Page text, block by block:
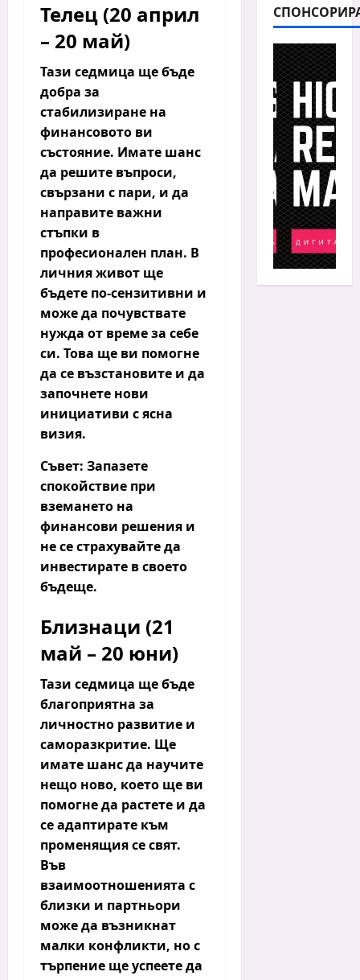
Телец (20 април
– 20 май)
Тази седмица ще бъде
добра за
стабилизиране на
финансовото ви
състояние. Имате шанс
да решите въпроси,
свързани с пари, и да
направите важни
стъпки в
професионален план. В
личния живот ще
бъдете по-сензитивни и
може да почувствате
нужда от време за себе
си. Това ще ви помогне
да се възстановите и да
започнете нови
инициативи с ясна
визия.
Съвет: Запазете
спокойствие при
вземането на
финансови решения и
не се страхувайте да
инвестирате в своето
бъдеще.
Близнаци (21
май – 20 юни)
Тази седмица ще бъде
благоприятна за
личностно развитие и
саморазкритие. Ще
имате шанс да научите
нещо ново, което ще ви
помогне да растете и да
се адаптирате към
променящия се свят.
Във
взаимоотношенията с
близки и партньори
може да възникнат
малки конфликти, но с
търпение ще успеете да